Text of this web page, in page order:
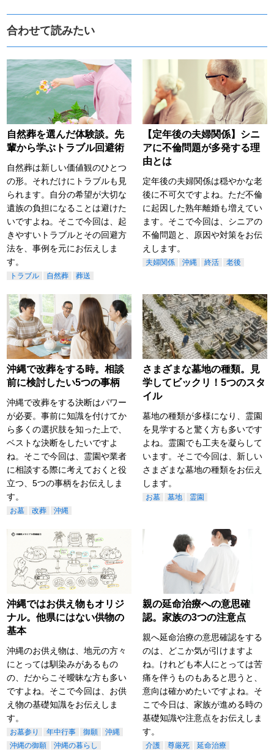
合わせて読みたい
自然葬を選んだ体験談。先
輩から学ぶトラブル回避術
自然葬は新しい価値観のひとつ
の形。それだけにトラブルも見
られます。自分の希望が大切な
遺族の負担になることは避けた
いですよね。そこで今回は、起
きやすいトラブルとその回避方
法を、事例を元にお伝えしま
す。
トラブル 自然葬 葬送
【定年後の夫婦関係】シニ
アに不倫問題が多発する理
由とは
定年後の夫婦関係は穏やかな老
後に不可欠ですよね。ただ不倫
に起因した熟年離婚も増えてい
ます。そこで今回は、シニアの
不倫問題と、原因や対策をお伝
えします。
夫婦関係 沖縄 終活 老後
沖縄で改葬をする時。相談
前に検討したい5つの事柄
沖縄で改葬をする決断はパワー
が必要。事前に知識を付けてか
ら多くの選択肢を知った上で、
ベストな決断をしたいですよ
ね。そこで今回は、霊園や業者
に相談する際に考えておくと役
立つ、5つの事柄をお伝えしま
す。
お墓 改葬 沖縄
さまざまな墓地の種類。見
学してビックリ！5つのスタ
イル
墓地の種類が多様になり、霊園
を見学すると驚く方も多いです
よね。霊園でも工夫を凝らして
います。そこで今回は、新しい
さまざまな墓地の種類をお伝え
します。
お墓 墓地 霊園
沖縄ではお供え物もオリジ
ナル。他県にはない供物の
基本
沖縄のお供え物は、地元の方々
にとっては馴染みがあるもの
の、だからこそ曖昧な方も多い
ですよね。そこで今回は、お供
え物の基礎知識をお伝えしま
す。
お墓参り 年中行事 御願
沖縄
沖縄の御願
沖縄の暮らし
親の延命治療への意思確
認。家族の3つの注意点
親へ延命治療の意思確認をする
のは、どこか気が引けますよ
ね。けれども本人にとっては苦
痛を伴うものもあると思うと、
意向は確かめたいですよね。そ
こで今日は、家族が進める時の
基礎知識や注意点をお伝えしま
す。
介護 尊厳死 延命治療